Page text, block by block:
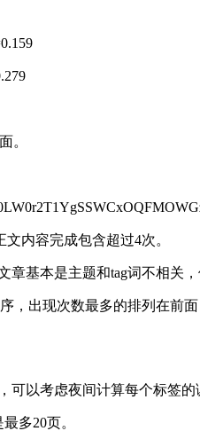
。
内容完成包含超过4次。
基本是主题和tag词不相关，
，出现次数最多的排列在
以考虑夜间计算每个标签的
多20页。